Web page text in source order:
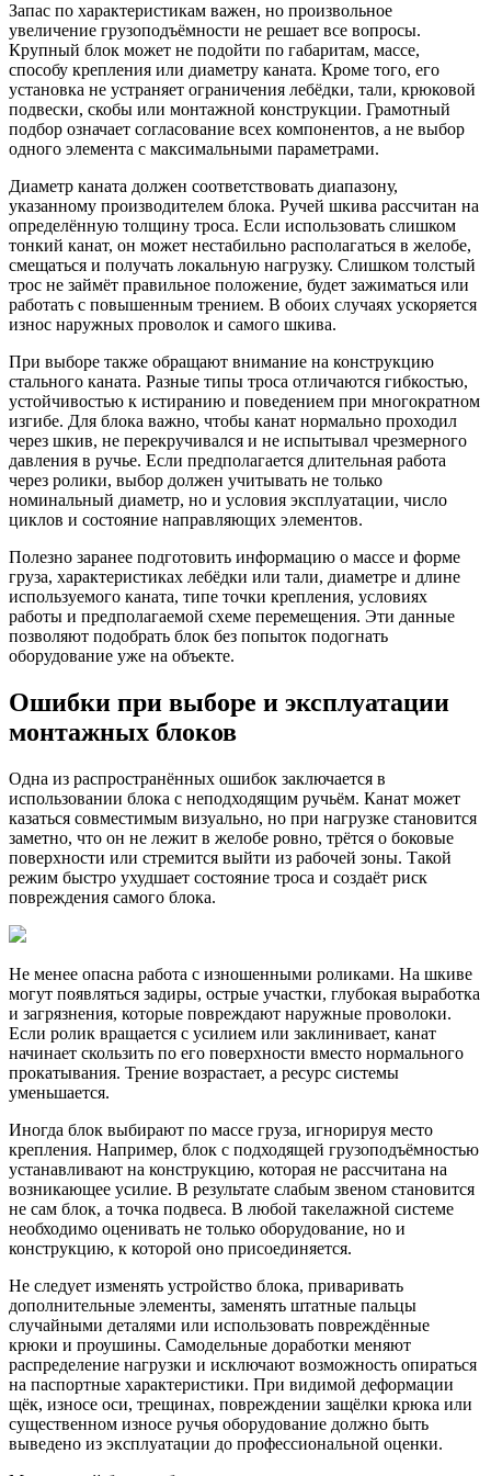
Запас по характеристикам важен, но произвольное
увеличение грузоподъёмности не решает все вопросы.
Крупный блок может не подойти по габаритам, массе,
способу крепления или диаметру каната. Кроме того, его
установка не устраняет ограничения лебёдки, тали, крюковой
подвески, скобы или монтажной конструкции. Грамотный
подбор означает согласование всех компонентов, а не выбор
одного элемента с максимальными параметрами.
Диаметр каната должен соответствовать диапазону,
указанному производителем блока. Ручей шкива рассчитан на
определённую толщину троса. Если использовать слишком
тонкий канат, он может нестабильно располагаться в желобе,
смещаться и получать локальную нагрузку. Слишком толстый
трос не займёт правильное положение, будет зажиматься или
работать с повышенным трением. В обоих случаях ускоряется
износ наружных проволок и самого шкива.
При выборе также обращают внимание на конструкцию
стального каната. Разные типы троса отличаются гибкостью,
устойчивостью к истиранию и поведением при многократном
изгибе. Для блока важно, чтобы канат нормально проходил
через шкив, не перекручивался и не испытывал чрезмерного
давления в ручье. Если предполагается длительная работа
через ролики, выбор должен учитывать не только
номинальный диаметр, но и условия эксплуатации, число
циклов и состояние направляющих элементов.
Полезно заранее подготовить информацию о массе и форме
груза, характеристиках лебёдки или тали, диаметре и длине
используемого каната, типе точки крепления, условиях
работы и предполагаемой схеме перемещения. Эти данные
позволяют подобрать блок без попыток подогнать
оборудование уже на объекте.
Ошибки при выборе и эксплуатации
монтажных блоков
Одна из распространённых ошибок заключается в
использовании блока с неподходящим ручьём. Канат может
казаться совместимым визуально, но при нагрузке становится
заметно, что он не лежит в желобе ровно, трётся о боковые
поверхности или стремится выйти из рабочей зоны. Такой
режим быстро ухудшает состояние троса и создаёт риск
повреждения самого блока.
Не менее опасна работа с изношенными роликами. На шкиве
могут появляться задиры, острые участки, глубокая выработка
и загрязнения, которые повреждают наружные проволоки.
Если ролик вращается с усилием или заклинивает, канат
начинает скользить по его поверхности вместо нормального
прокатывания. Трение возрастает, а ресурс системы
уменьшается.
Иногда блок выбирают по массе груза, игнорируя место
крепления. Например, блок с подходящей грузоподъёмностью
устанавливают на конструкцию, которая не рассчитана на
возникающее усилие. В результате слабым звеном становится
не сам блок, а точка подвеса. В любой такелажной системе
необходимо оценивать не только оборудование, но и
конструкцию, к которой оно присоединяется.
Не следует изменять устройство блока, приваривать
дополнительные элементы, заменять штатные пальцы
случайными деталями или использовать повреждённые
крюки и проушины. Самодельные доработки меняют
распределение нагрузки и исключают возможность опираться
на паспортные характеристики. При видимой деформации
щёк, износе оси, трещинах, повреждении защёлки крюка или
существенном износе ручья оборудование должно быть
выведено из эксплуатации до профессиональной оценки.